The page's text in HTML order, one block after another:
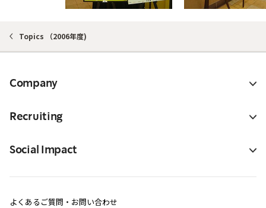
Topics （2006年度)
Company
Recruiting
Social Impact
よくあるご質問・お問い合わせ